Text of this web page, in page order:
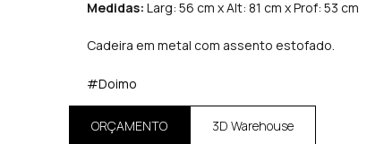
Medidas:Larg: 56 cm x Alt: 81 cm x Prof: 53 cm
Cadeira em metal com assento estofado.
#Doimo
ORÇAMENTO 3D Warehouse